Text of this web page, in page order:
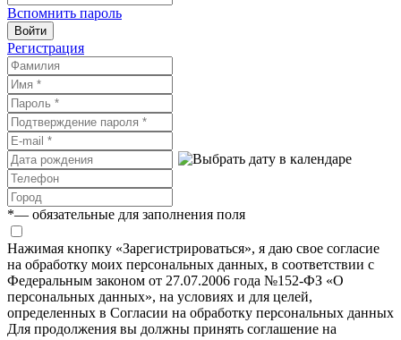
Вспомнить пароль
Войти
Регистрация
*— обязательные для заполнения поля
Нажимая кнопку «Зарегистрироваться», я даю свое согласие
на обработку моих персональных данных, в соответствии с
Федеральным законом от 27.07.2006 года №152-ФЗ «О
персональных данных», на условиях и для целей,
определенных в Согласии на обработку персональных данных
Для продолжения вы должны принять соглашение на